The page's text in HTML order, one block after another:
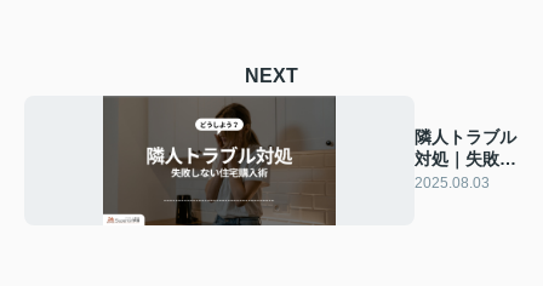
NEXT
隣人トラブル
対処｜失敗し
ない住宅購入
2025.08.03